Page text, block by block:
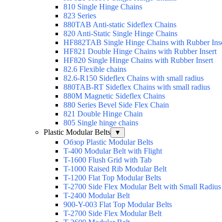
810 Single Hinge Chains
823 Series
880TAB Anti-static Sideflex Chains
820 Anti-Static Single Hinge Chains
HF882TAB Single Hinge Chains with Rubber
HF821 Double Hinge Chains with Rubber Insert
HF820 Single Hinge Chains with Rubber Insert
82.6 Flexible chains
82.6-R150 Sideflex Chains with small radius
880TAB-RT Sideflex Chains with small radius
880M Magnetic Sideflex Chains
880 Series Bevel Side Flex Chain
821 Double Hinge Chain
805 Single hinge chains
Plastic Modular Belts
▼
Обзор Plastic Modular Belts
T-400 Modular Belt with Flight
T-1600 Flush Grid with Tab
T-1000 Raised Rib Modular Belt
T-1200 Flat Top Modular Belts
T-2700 Side Flex Modular Belt with Small Radius
T-2400 Modular Belt
900-Y-003 Flat Top Modular Belts
T-2700 Side Flex Modular Belt